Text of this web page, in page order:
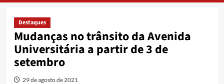
Destaques
Mudanças no trânsito da Avenida
Universitária a partir de 3 de
setembro
29 de agosto de 2021